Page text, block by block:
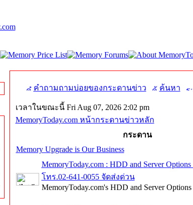
คำถามถามบ่อยของกระดานข่าว ค้นหา
เวลาในขณะนี้ Fri Aug 07, 2026 2:02 pm
MemoryToday.com หน้ากระดานข่าวหลัก
กระดาน
Memory Upgrade is Our Business
MemoryToday.com : HDD and Server
โทร.02-641-0055 จัดส่งด่วน
MemoryToday.com's HDD and Server Options